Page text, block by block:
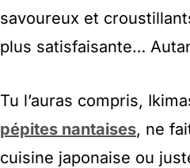
savoureux et
plus satisfaisante…
Tu l’auras compris,
pépites nantaises, ne
cuisine japonaise ou